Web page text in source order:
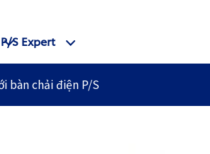
P/S Expert
bàn chải điện P/S